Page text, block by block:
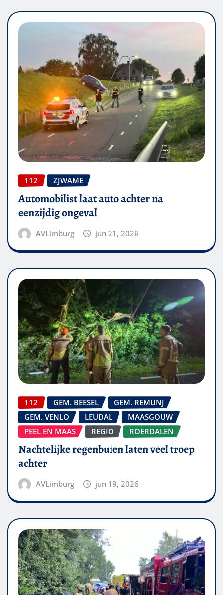
112 ZJWAME
Automobilist laat auto achter na
eenzijdig ongeval
AVLimburg jun 21, 2026
112 GEM. BEESEL
GEM. REMUNJ
GEM. VENLO
LEUDAL
MAASGOUW
PEEL EN MAAS
REGIO ROERDALEN
Nachtelijke regenbuien laten veel troep
achter
AVLimburg jun 19, 2026